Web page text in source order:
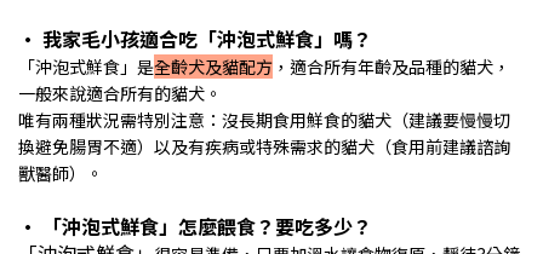
• 我家毛小孩適合吃 「沖泡式鮮食」 嗎？
「沖泡式鮮食」是全齡犬及貓配方 ，適合所有年齡及品種的貓犬，
一般來說適合所有的貓犬。
唯有兩種狀況需特別注意：沒長期食用鮮食的貓犬（建議要慢慢切
換避免腸胃不適）以及有疾病或特殊需求的貓犬（食用前建議諮詢
獸醫師）。
• 「沖泡式鮮食」 怎麼餵食？要吃多少？